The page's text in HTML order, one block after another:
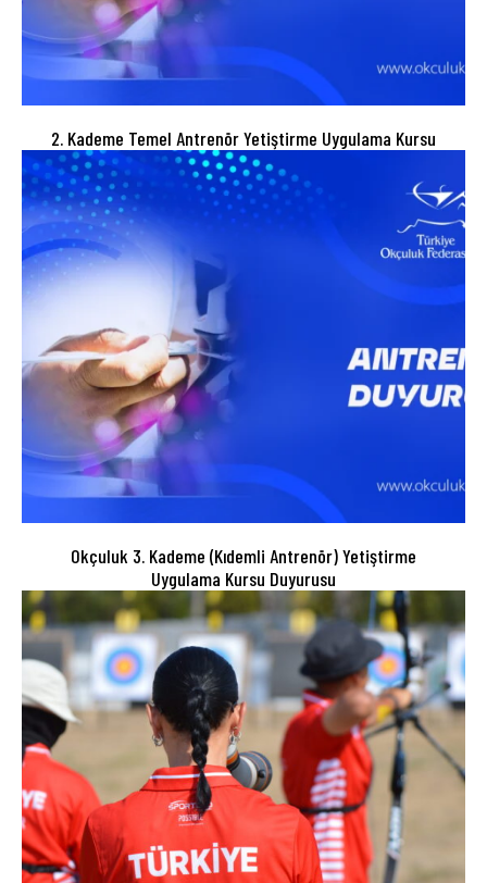
2. Kademe Temel Antrenör Yetiştirme Uygulama Kursu
Okçuluk 3. Kademe (Kıdemli Antrenör) Yetiştirme
Uygulama Kursu Duyurusu